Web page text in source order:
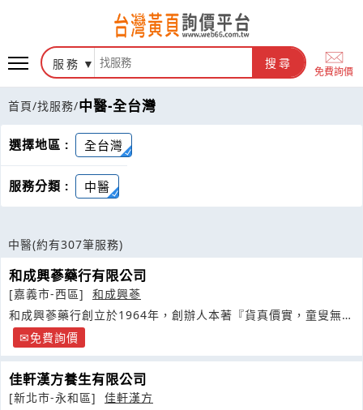
服務 搜尋
免費詢價
首頁/找服務/中醫-全台灣
選擇地區 : 全台灣
服務分類 : 中醫
中醫(約有307筆服務)
和成興蔘藥行有限公司
[嘉義市-西區]
和成興蔘
和成興蔘藥行創立於1964年，創辦人本著『貨真價實，童叟無
欺』免費詢價
佳軒漢方養生有限公司
[新北市-永和區]
佳軒漢方